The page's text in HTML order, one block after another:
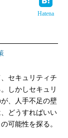
Hatena
セキュリティチ
しかしセキュリ
、人手不足の壁
どうすればいい
可能性を探る。